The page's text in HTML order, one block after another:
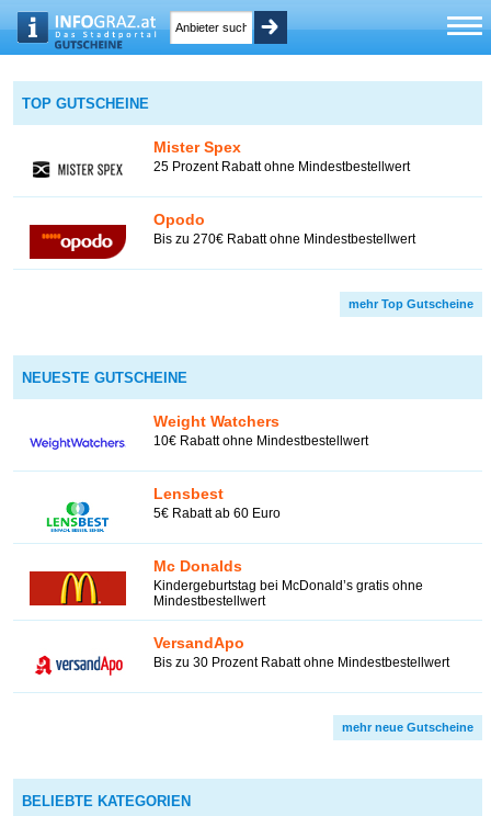
TOP GUTSCHEINE
Mister Spex
25 Prozent Rabatt ohne Mindestbestellwert
Opodo
Bis zu 270€ Rabatt ohne Mindestbestellwert
mehr Top Gutscheine
NEUESTE GUTSCHEINE
Weight Watchers
10€ Rabatt ohne Mindestbestellwert
Lensbest
5€ Rabatt ab 60 Euro
Mc Donalds
Kindergeburtstag bei McDonald’s gratis ohne
Mindestbestellwert
VersandApo
Bis zu 30 Prozent Rabatt ohne Mindestbestellwert
mehr neue Gutscheine
BELIEBTE KATEGORIEN